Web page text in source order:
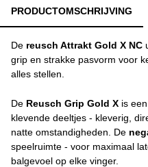
PRODUCTOMSCHRIJVING
De reusch Attrakt Gold X NC
grip en strakke pasvorm voor
alles stellen.
De Reusch Grip Gold X is
klevende deeltjes - kleverig,
natte omstandigheden. De
speelruimte - voor maximaal
balgevoel op elke vinger.